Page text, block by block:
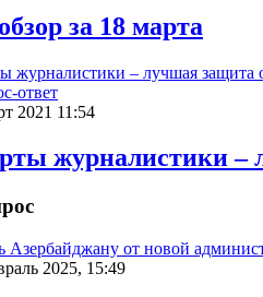
за 18 марта
ответ
2021 11:54
журналистики –
2025, 15:49